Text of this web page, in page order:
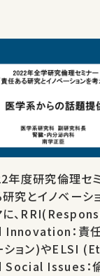
年度研究倫理セ
究とイノベーシ
に、
Innovation：責任
ション)やELSI
Issues：倫